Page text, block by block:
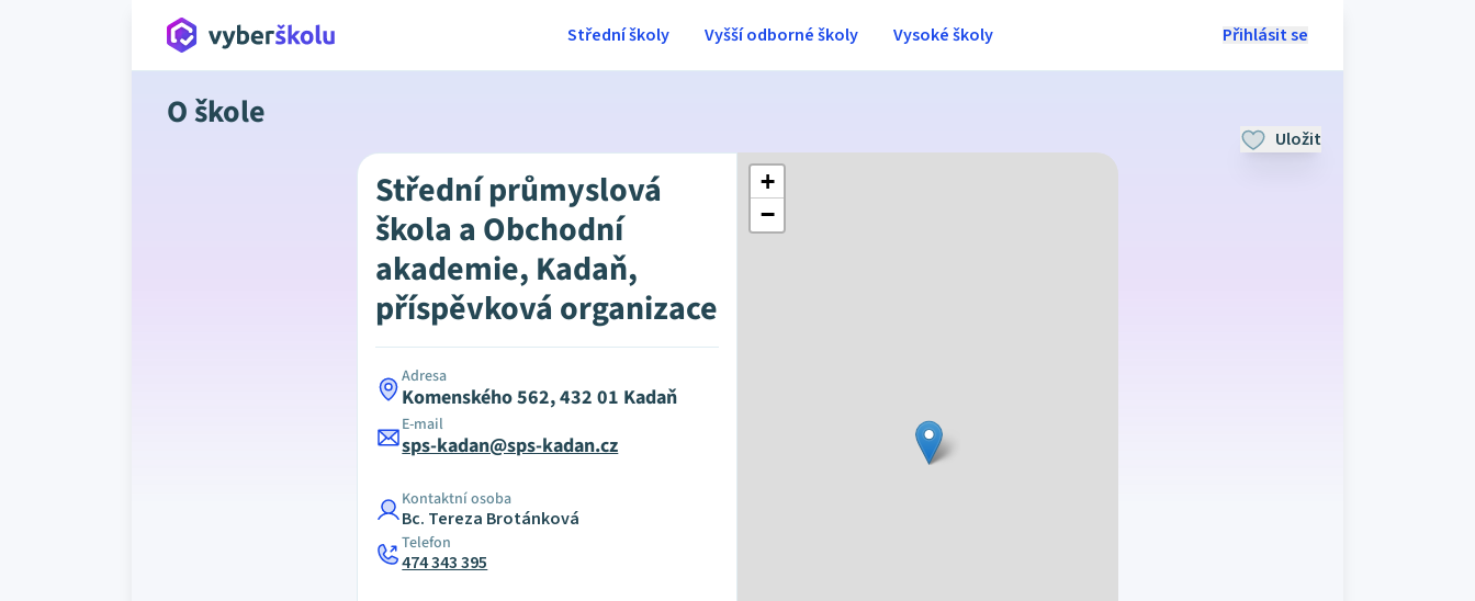
Přihlásit se
Střední školy Vyšší odborné školy Vysoké školy
O škole
Uložit
Střední průmyslová
škola a Obchodní
akademie, Kadaň,
příspěvková organizace
Adresa
Komenského 562, 432 01 Kadaň
E-mail
sps-kadan@sps-kadan.cz
Kontaktní osoba
Bc. Tereza Brotánková
Telefon
474 343 395
+
−